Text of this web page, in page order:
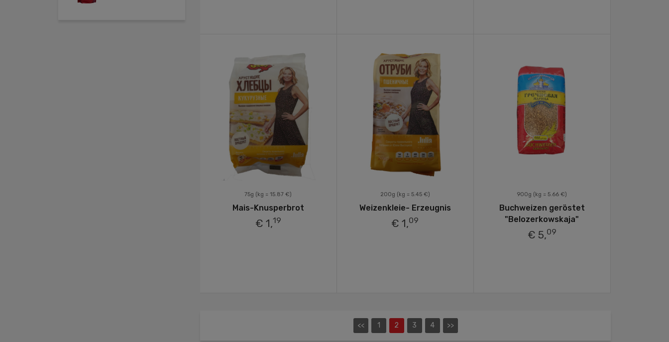
75g (kg = 15.87 €)
Mais-Knusperbrot
€ 1,19
200g (kg = 5.45 €)
Weizenkleie- Erzeugnis
€ 1,09
900g (kg = 5.66 €)
Buchweizen geröstet
"Belozerkowskaja"
€ 5,09
<< 1 2 3 4 >>